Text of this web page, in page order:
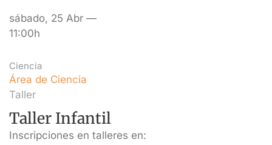
sábado, 25 Abr —
11:00h
Ciencia
Área de Ciencia
Taller
Taller Infantil
Inscripciones en talleres en: